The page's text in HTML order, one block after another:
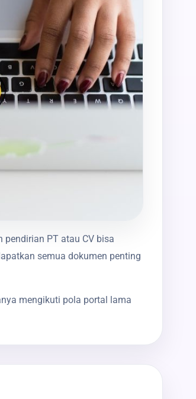
pendirian PT atau CV bisa
semua dokumen penting
mengikuti pola portal lama